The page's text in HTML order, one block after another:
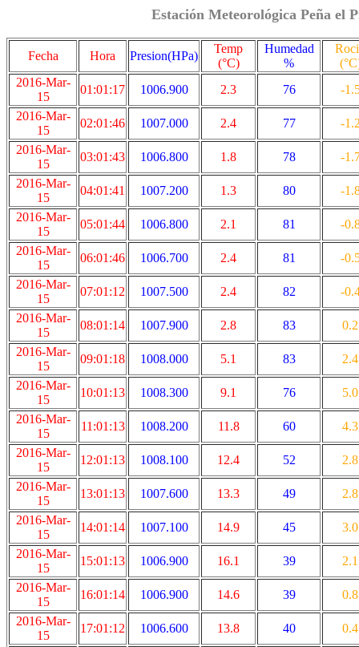
Estación Meteorológica Peña el
Fecha Hora Presion(HPa)
Temp
(°C)
Humedad
%
2016-Mar-
15
01:01:17 1006.900 2.3 76
-
2016-Mar-
15
02:01:46 1007.000 2.4 77
-
2016-Mar-
15
03:01:43 1006.800 1.8 78
-
2016-Mar-
15
04:01:41 1007.200 1.3 80
-
2016-Mar-
15
05:01:44 1006.800 2.1 81
-
2016-Mar-
15
06:01:46 1006.700 2.4 81
-
2016-Mar-
15
07:01:12 1007.500 2.4 82
-
2016-Mar-
15
08:01:14 1007.900 2.8 83
0.2
2016-Mar-
15
09:01:18 1008.000 5.1 83
2.4
2016-Mar-
15
10:01:13 1008.300 9.1 76
5.0
2016-Mar-
15
11:01:13 1008.200 11.8 60
4.3
2016-Mar-
15
12:01:13 1008.100 12.4 52
2.8
2016-Mar-
15
13:01:13 1007.600 13.3 49
2.8
2016-Mar-
15
14:01:14 1007.100 14.9 45
3.0
2016-Mar-
15
15:01:13 1006.900 16.1 39
2.1
2016-Mar-
15
16:01:14 1006.900 14.6 39
0.8
2016-Mar-
15
17:01:12 1006.600 13.8 40
0.4